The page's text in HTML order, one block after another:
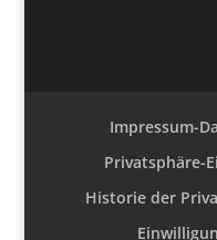
Impressum-
Privatsphäre-
Historie der